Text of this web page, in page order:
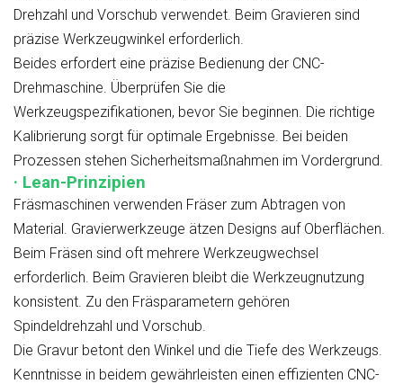
Drehzahl und Vorschub verwendet. Beim Gravieren sind
präzise Werkzeugwinkel erforderlich.
Beides erfordert eine präzise Bedienung der CNC-
Drehmaschine. Überprüfen Sie die
Werkzeugspezifikationen, bevor Sie beginnen. Die richtige
Kalibrierung sorgt für optimale Ergebnisse. Bei beiden
Prozessen stehen Sicherheitsmaßnahmen im Vordergrund.
· Lean-Prinzipien
Fräsmaschinen verwenden Fräser zum Abtragen von
Material. Gravierwerkzeuge ätzen Designs auf Oberflächen.
Beim Fräsen sind oft mehrere Werkzeugwechsel
erforderlich. Beim Gravieren bleibt die Werkzeugnutzung
konsistent. Zu den Fräsparametern gehören
Spindeldrehzahl und Vorschub.
Die Gravur betont den Winkel und die Tiefe des Werkzeugs.
Kenntnisse in beidem gewährleisten einen effizienten CNC-